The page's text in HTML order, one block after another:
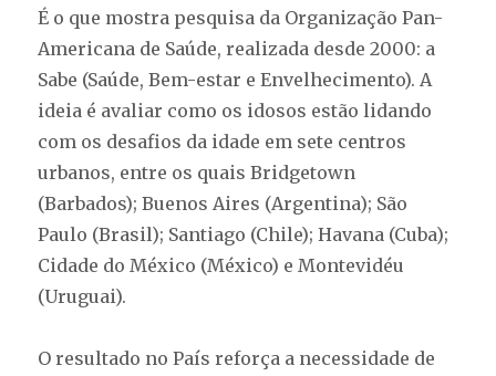
É o que mostra pesquisa da Organização Pan-
Americana de Saúde, realizada desde 2000: a
Sabe (Saúde, Bem-estar e Envelhecimento). A
ideia é avaliar como os idosos estão lidando
com os desafios da idade em sete centros
urbanos, entre os quais Bridgetown
(Barbados); Buenos Aires (Argentina); São
Paulo (Brasil); Santiago (Chile); Havana (Cuba);
Cidade do México (México) e Montevidéu
(Uruguai).
O resultado no País reforça a necessidade de